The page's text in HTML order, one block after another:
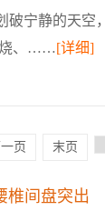
破宁静的天
烧、……[详细]
一页 末页
椎间盘突出